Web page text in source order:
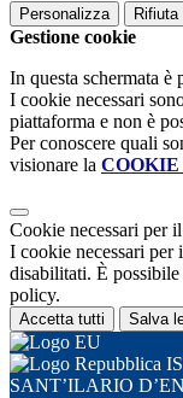
Personalizza Rifiuta
Gestione cookie
In questa schermata è
I cookie necessari
piattaforma e non è
Per conoscere quali
visionare la
Cookie necessari per
I cookie necessari per
disabilitati. È
policy.
Accetta tutti Salva
SANT’ILARIO